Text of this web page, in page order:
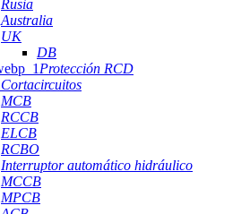
Rusia
Australia
UK
DB
Protección RCD
Cortacircuitos
MCB
RCCB
ELCB
RCBO
Interruptor automático hidráulico
MCCB
MPCB